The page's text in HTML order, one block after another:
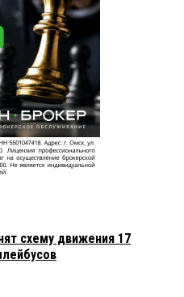
схему движения 17